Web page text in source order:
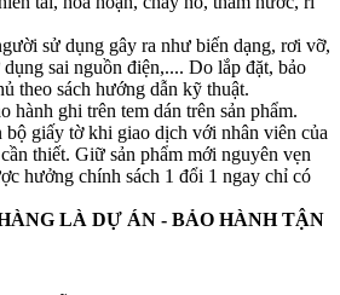
sử dụng gây ra như biến dạng, rơi vỡ,
sai nguồn điện,.... Do lắp đặt, bảo
theo sách hướng dẫn kỹ thuật.
hành ghi trên tem dán trên sản phẩm.
bộ giấy tờ khi giao dịch với nhân viên của
thiết. Giữ sản phẩm mới nguyên vẹn
hưởng chính sách 1 đổi 1 ngay chỉ có
LÀ DỰ ÁN - BẢO HÀNH TẬN